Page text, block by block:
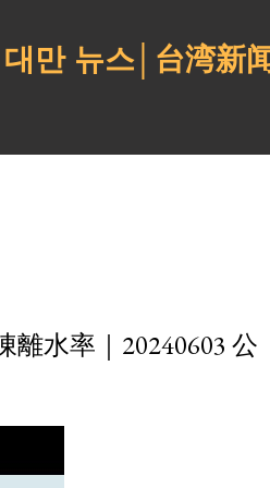
만 뉴스│台湾新
水率｜20240603 公